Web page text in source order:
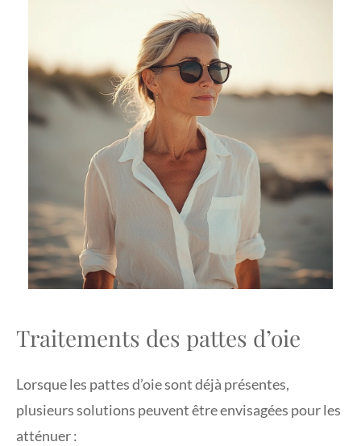
Traitements des pattes d’oie
Lorsque les pattes d’oie sont déjà présentes,
plusieurs solutions peuvent être envisagées pour les
atténuer :